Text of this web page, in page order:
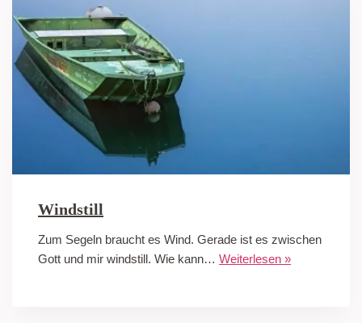
Windstill
Zum Segeln braucht es Wind. Gerade ist es zwischen
Gott und mir windstill. Wie kann… Weiterlesen »